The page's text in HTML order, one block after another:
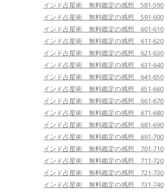
インド占星術 無料鑑定の感想 581-590
インド占星術 無料鑑定の感想 591-600
インド占星術 無料鑑定の感想 601-610
インド占星術 無料鑑定の感想 611-620
インド占星術 無料鑑定の感想 621-630
インド占星術 無料鑑定の感想 631-640
インド占星術 無料鑑定の感想 641-650
インド占星術 無料鑑定の感想 651-660
インド占星術 無料鑑定の感想 661-670
インド占星術 無料鑑定の感想 671-680
インド占星術 無料鑑定の感想 681-690
インド占星術 無料鑑定の感想 691-700
インド占星術 無料鑑定の感想 701-710
インド占星術 無料鑑定の感想 711-720
インド占星術 無料鑑定の感想 721-730
インド占星術 無料鑑定の感想 731-740